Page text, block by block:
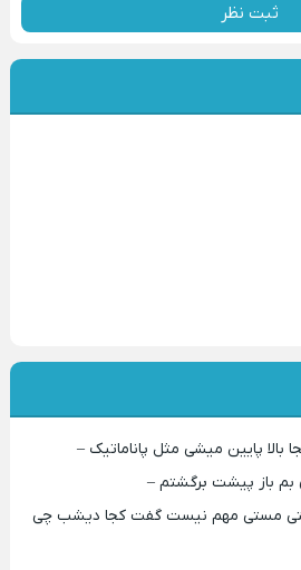
ثبت نظر
بالا پایین میشی مثل پاناماتیک –
باز پیشت برگشتم –
مستی مهم نیست گفت کجا دیشب چی